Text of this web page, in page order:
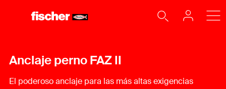
Anclaje perno FAZ II
El poderoso anclaje para las más altas exigencias